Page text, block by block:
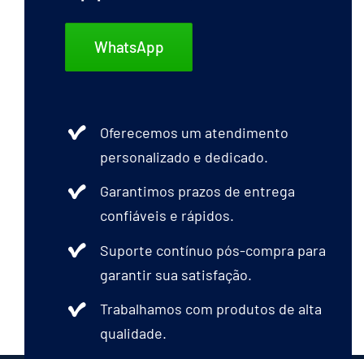
WhatsApp
Oferecemos um atendimento
personalizado e dedicado.
Garantimos prazos de entrega
confiáveis e rápidos.
Suporte contínuo pós-compra para
garantir sua satisfação.
Trabalhamos com produtos de alta
qualidade.